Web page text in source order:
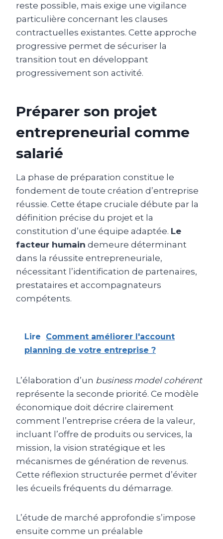
reste possible, mais exige une vigilance
particulière concernant les clauses
contractuelles existantes. Cette approche
progressive permet de sécuriser la
transition tout en développant
progressivement son activité.
Préparer son projet
entrepreneurial comme
salarié
La phase de préparation constitue le
fondement de toute création d’entreprise
réussie. Cette étape cruciale débute par la
définition précise du projet et la
constitution d’une équipe adaptée. Le
facteur humain demeure déterminant
dans la réussite entrepreneuriale,
nécessitant l’identification de partenaires,
prestataires et accompagnateurs
compétents.
Lire
Comment améliorer l'account
planning de votre entreprise ?
L’élaboration d’un business model cohérent
représente la seconde priorité. Ce modèle
économique doit décrire clairement
comment l’entreprise créera de la valeur,
incluant l’offre de produits ou services, la
mission, la vision stratégique et les
mécanismes de génération de revenus.
Cette réflexion structurée permet d’éviter
les écueils fréquents du démarrage.
L’étude de marché approfondie s’impose
ensuite comme un préalable